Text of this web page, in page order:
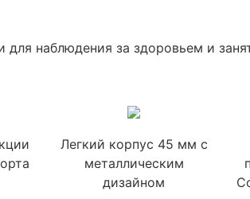
наблюдения за здоровьем и
Легкий корпус 45 мм с
металлическим
дизайном